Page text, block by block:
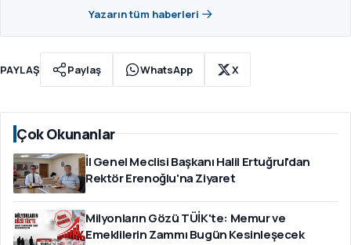
Yazarın tüm haberleri
PAYLAŞ Paylaş WhatsApp X
Çok Okunanlar
İl Genel Meclisi Başkanı Halil Ertuğrul'dan
Rektör Erenoğlu'na Ziyaret
Milyonların Gözü TÜİK'te: Memur ve
Emeklilerin Zammı Bugün Kesinleşecek